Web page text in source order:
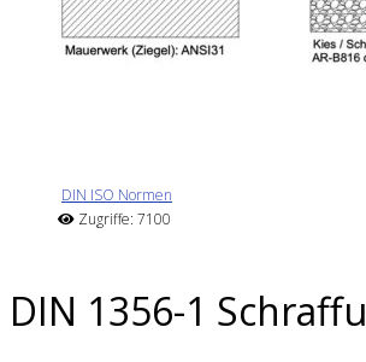
DIN ISO Normen
Zugriffe: 7100
DIN 1356-1